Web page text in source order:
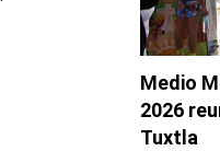
Medio
2026
Tuxtla